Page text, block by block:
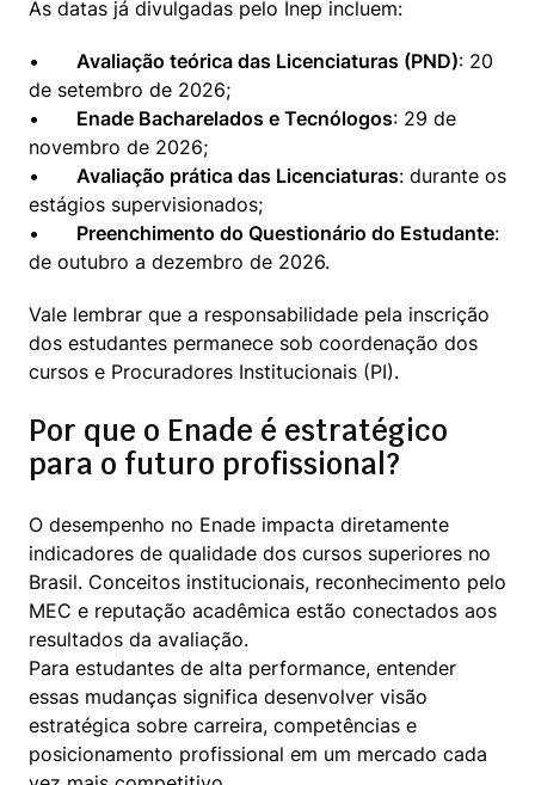
As datas já divulgadas pelo Inep incluem:
Avaliação teórica das Licenciaturas (PND): 20
de setembro de 2026;
Enade Bacharelados e Tecnólogos: 29 de
novembro de 2026;
Avaliação prática das Licenciaturas: durante os
estágios supervisionados;
Preenchimento do Questionário do Estudante:
de outubro a dezembro de 2026.
Vale lembrar que a responsabilidade pela inscrição
dos estudantes permanece sob coordenação dos
cursos e Procuradores Institucionais (PI).
Por que o Enade é estratégico
para o futuro profissional?
O desempenho no Enade impacta diretamente
indicadores de qualidade dos cursos superiores no
Brasil. Conceitos institucionais, reconhecimento pelo
MEC e reputação acadêmica estão conectados aos
resultados da avaliação.
Para estudantes de alta performance, entender
essas mudanças significa desenvolver visão
estratégica sobre carreira, competências e
posicionamento profissional em um mercado cada